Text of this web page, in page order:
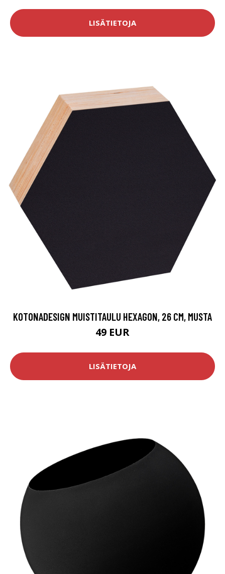
LISÄTIETOJA
KOTONADESIGN MUISTITAULU HEXAGON, 26 CM, MUSTA
49 EUR
LISÄTIETOJA